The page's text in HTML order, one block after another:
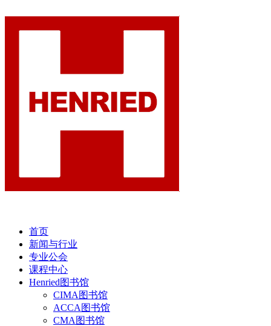
首页
新闻与行业
专业公会
课程中心
Henried图书馆
CIMA图书馆
ACCA图书馆
CMA图书馆